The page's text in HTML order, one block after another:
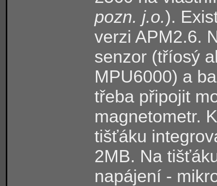
pozn. j.o.).
verzi APM2.6.
senzor (tříosý
MPU6000) a
třeba připojit
magnetometr.
tišťáku
2MB. Na
napájení -